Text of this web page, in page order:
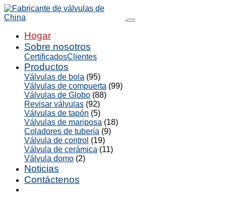
Hogar
Sobre nosotros
CertificadosClientes
Productos
Válvulas de bola (95)
Válvulas de compuerta (99)
Válvulas de Globo (88)
Revisar válvulas (92)
Válvulas de tapón (5)
Válvulas de mariposa (18)
Coladores de tubería (9)
Válvula de control (19)
Válvula de cerámica (11)
Válvula domo (2)
Noticias
Contáctenos